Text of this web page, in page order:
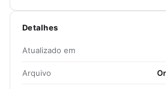
Detalhes
Atualizado em
Arquivo